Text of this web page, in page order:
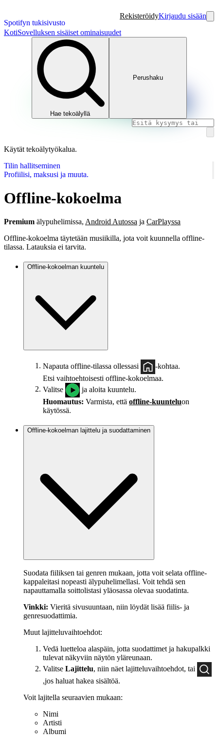
Spotifyn tukisivusto
RekisteröidyKirjaudu sisään
KotiSovelluksen sisäiset ominaisuudet
Hae tekoälyllä
Perushaku
Käytät tekoälytyökalua.
Tilin hallitseminen
Profiilisi, maksusi ja muuta.
Offline-kokoelma
Premium älypuhelimissa, Android Autossa ja CarPlayssa
Offline-kokoelma täytetään musiikilla, jota voit kuunnella offline-
tilassa. Latauksia ei tarvita.
Offline-kokoelman kuuntelu
Napauta offline-tilassa ollessasi
-kohtaa.
Etsi vaihtoehtoisesti offline-kokoelmaa.
Valitse
ja aloita kuuntelu.
Huomautus: Varmista, että offline-kuunteluon
käytössä.
Offline-kokoelman lajittelu ja suodattaminen
Suodata fiiliksen tai genren mukaan, jotta voit selata offline-
kappaleitasi nopeasti älypuhelimellasi. Voit tehdä sen
napauttamalla soittolistasi yläosassa olevaa suodatinta.
Vinkki: Vieritä sivusuuntaan, niin löydät lisää fiilis‑ ja
genresuodattimia.
Muut lajitteluvaihtoehdot:
Vedä luetteloa alaspäin, jotta suodattimet ja hakupalkki
tulevat näkyviin näytön yläreunaan.
Valitse Lajittelu, niin näet lajitteluvaihtoehdot, tai
,jos haluat hakea sisältöä.
Voit lajitella seuraavien mukaan:
Nimi
Artisti
Albumi